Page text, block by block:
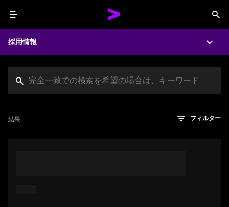
Menu
採用情報
Search jobs at
希望の仕事を表すフレーズや文章を使って検索してみてくださ
い。キーワードを引用符で囲むことで、完全一致検索もできま
検索結果を見るにはEnterキーを押してください
結果 フィルター